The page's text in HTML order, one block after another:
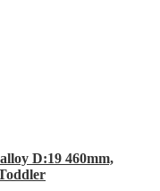
D:19 460mm,